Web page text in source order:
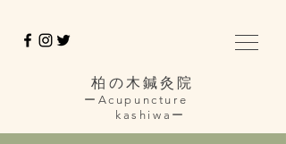
柏の木鍼灸院
ーAcupuncture
kashiwaー